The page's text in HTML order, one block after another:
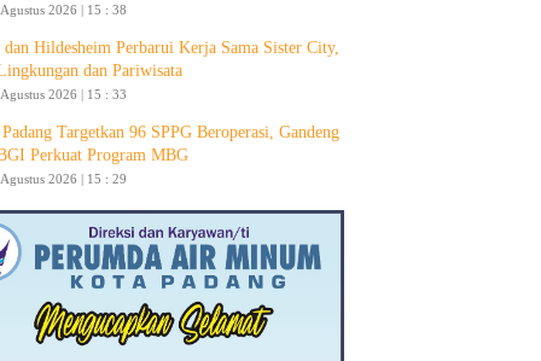
2026 | 15 : 38
dan Hildesheim Perbarui Kerja Sama Sister City,
dan Pariwisata
2026 | 15 : 33
Targetkan 96 SPPG Beroperasi, Gandeng
Perkuat Program MBG
2026 | 15 : 29